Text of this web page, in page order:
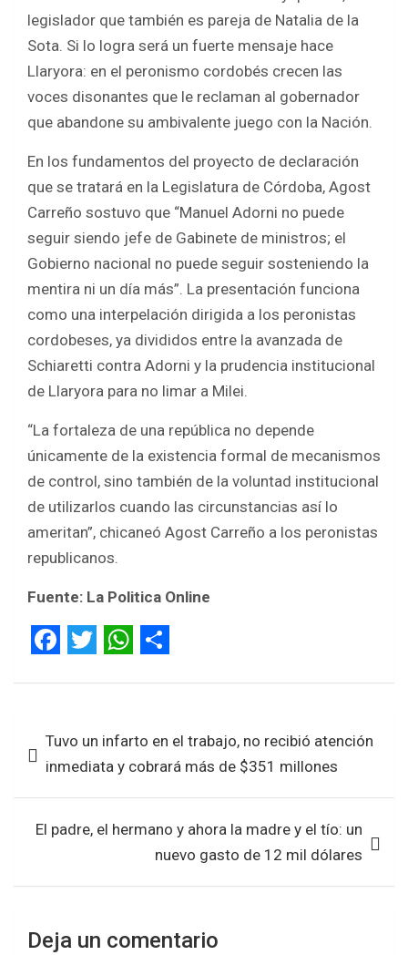
legislador que también es pareja de Natalia de la
Sota. Si lo logra será un fuerte mensaje hace
Llaryora: en el peronismo cordobés crecen las
voces disonantes que le reclaman al gobernador
que abandone su ambivalente juego con la Nación.
En los fundamentos del proyecto de declaración
que se tratará en la Legislatura de Córdoba, Agost
Carreño sostuvo que “Manuel Adorni no puede
seguir siendo jefe de Gabinete de ministros; el
Gobierno nacional no puede seguir sosteniendo la
mentira ni un día más”. La presentación funciona
como una interpelación dirigida a los peronistas
cordobeses, ya divididos entre la avanzada de
Schiaretti contra Adorni y la prudencia institucional
de Llaryora para no limar a Milei.
“La fortaleza de una república no depende
únicamente de la existencia formal de mecanismos
de control, sino también de la voluntad institucional
de utilizarlos cuando las circunstancias así lo
ameritan”, chicaneó Agost Carreño a los peronistas
republicanos.
Fuente: La Politica Online
e
o
o
t
e
r
a
t
s
A
p
r
de Tuvo un infarto en el trabajo, no recibió atención
inmediata y cobrará más de $351 millones
El padre, el hermano y ahora la madre y el tío: un
nuevo gasto de 12 mil dólares
Deja un comentario